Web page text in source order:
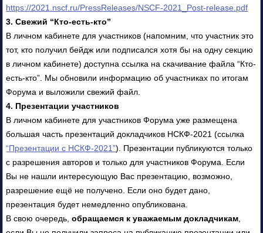
https://2021.nscf.ru/PressReleases/NSCF-2021_Post-release.pdf
3. Свежий “Кто-есть-кто”
В личном кабинете для участников (напомним, что участник это
тот, кто получил бейдж или подписался хотя бы на одну секцию
в личном кабинете) доступна ссылка на скачивание файла “Кто-
есть-кто”. Мы обновили информацию об участниках по итогам
Форума и выложили свежий файл.
4. Презентации участников
В личном кабинете для участников Форума уже размещена
большая часть презентаций докладчиков НСКФ-2021 (ссылка
“Презентации с НСКФ-2021”). Презентации публикуются только
с разрешения авторов и только для участников Форума. Если
Вы не нашли интересующую Вас презентацию, возможно,
разрешение ещё не получено. Если оно будет дано,
презентация будет немедленно опубликована.
В свою очередь,обращаемся к уважаемым докладчикам